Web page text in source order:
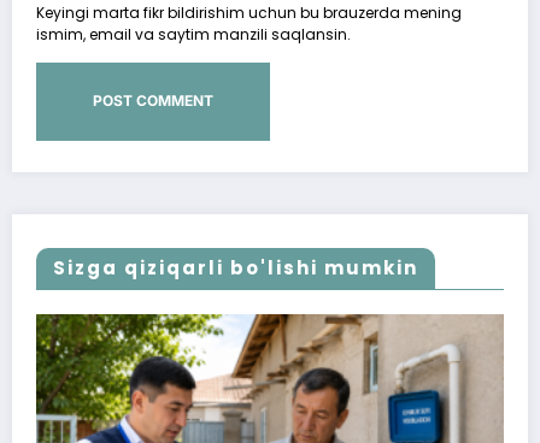
Keyingi marta fikr bildirishim uchun bu brauzerda mening
ismim, email va saytim manzili saqlansin.
Sizga qiziqarli bo'lishi mumkin